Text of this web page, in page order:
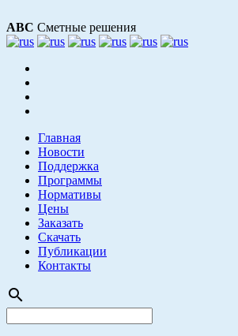
АВС Сметные решения
Главная
Новости
Поддержка
Программы
Нормативы
Цены
Заказать
Скачать
Публикации
Контакты
search